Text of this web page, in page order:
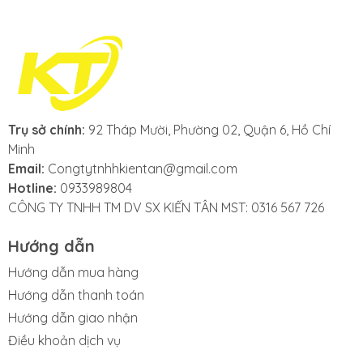
theo qui trình công nghệ độc quyền của Qui Phúc, an
toàn cho người sử dụng.
Ống chân phi 30, dày 5 dem cho khả năng chịu tải
tổng thể cao.
Bàn inox WIN gọn nhẹ, dễ dàng xếp lại, giúp tiết kiệm
không gian nhà cửa. Rất tiện lợi!
Trụ sở chính: 92 Tháp Mười, Phường 02, Quận 6, Hồ Chí
Minh
Email: Congtytnhhkientan@gmail.com
Hotline: 0933989804
CÔNG TY TNHH TM DV SX KIẾN TÂN MST: 0316 567 726
Hướng dẫn
Hướng dẫn mua hàng
Hướng dẫn thanh toán
Hướng dẫn giao nhận
Điều khoản dịch vụ